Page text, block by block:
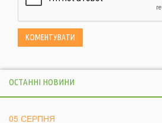
ОСТАННІ НОВИНИ
05 СЕРПНЯ